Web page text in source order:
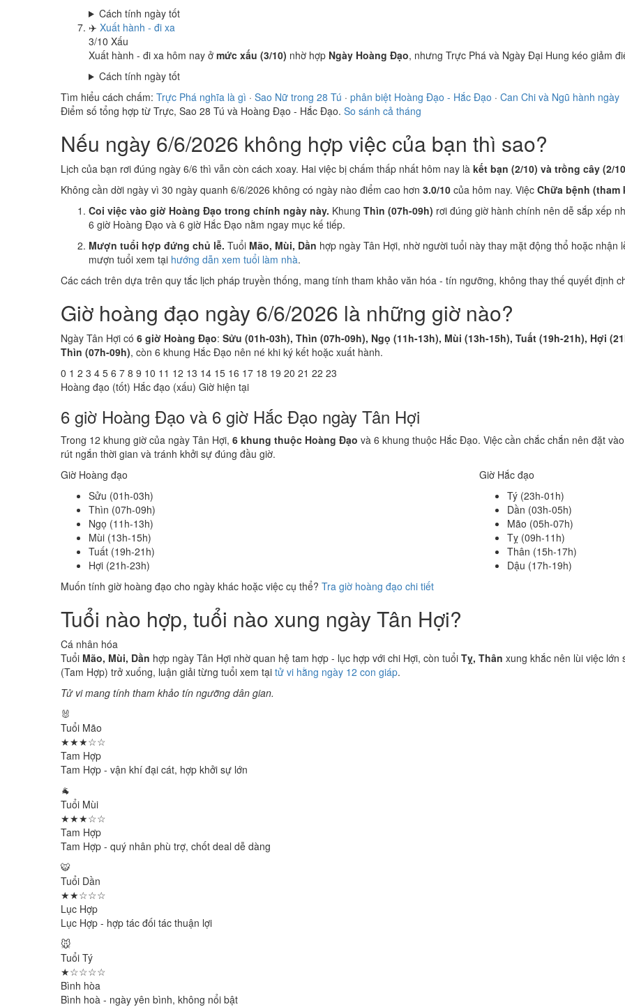
Cách tính ngày tốt
✈️ Xuất hành - đi xa
3/10 Xấu
Xuất hành - đi xa hôm nay ở mức xấu (3/10) nhờ hợp Ngày Hoàng Đạo, nhưng Trực Phá và Ngày Đại Hung kéo giảm
Cách tính ngày tốt
Tìm hiểu cách chấm: Trực Phá nghĩa là gì · Sao Nữ trong 28 Tú · phân biệt Hoàng Đạo - Hắc Đạo · Can Chi và Ngũ hành ngày
Điểm số tổng hợp từ Trực, Sao 28 Tú và Hoàng Đạo - Hắc Đạo. So sánh cả tháng
Nếu ngày 6/6/2026 không hợp việc của bạn thì sao?
Lịch của bạn rơi đúng ngày 6/6 thì vẫn còn cách xoay. Hai việc bị chấm thấp nhất hôm nay là kết bạn (2/10) và trồng cây (2/
Không cần dời ngày vì 30 ngày quanh 6/6/2026 không có ngày nào điểm cao hơn 3.0/10 của hôm nay. Việc Chữa bệnh (tham
Coi việc vào giờ Hoàng Đạo trong chính ngày này. Khung Thìn (07h-09h) rơi đúng giờ hành chính nên dễ sắp xếp
6 giờ Hoàng Đạo và 6 giờ Hắc Đạo nằm ngay mục kế tiếp.
Mượn tuổi hợp đứng chủ lễ. Tuổi Mão, Mùi, Dần hợp ngày Tân Hợi, nhờ người tuổi này thay mặt động thổ hoặc
mượn tuổi xem tại hướng dẫn xem tuổi làm nhà.
Các cách trên dựa trên quy tắc lịch pháp truyền thống, mang tính tham khảo văn hóa - tín ngưỡng, không thay thế quyết định
Giờ hoàng đạo ngày 6/6/2026 là những giờ nào?
Ngày Tân Hợi có 6 giờ Hoàng Đạo: Sửu (01h-03h), Thìn (07h-09h), Ngọ (11h-13h), Mùi (13h-15h), Tuất (19h-21h), Hợi
Thìn (07h-09h), còn 6 khung Hắc Đạo nên né khi ký kết hoặc xuất hành.
0 1 2 3 4 5 6 7 8 9 10 11 12 13 14 15 16 17 18 19 20 21 22 23
Hoàng đạo (tốt) Hắc đạo (xấu) Giờ hiện tại
6 giờ Hoàng Đạo và 6 giờ Hắc Đạo ngày Tân Hợi
Trong 12 khung giờ của ngày Tân Hợi, 6 khung thuộc Hoàng Đạo và 6 khung thuộc Hắc Đạo. Việc cần chắc chắn nên đặt
rút ngắn thời gian và tránh khởi sự đúng đầu giờ.
Giờ Hoàng đạo
Sửu (01h-03h)
Thìn (07h-09h)
Ngọ (11h-13h)
Mùi (13h-15h)
Tuất (19h-21h)
Hợi (21h-23h)
Giờ Hắc đạo
Tý (23h-01h)
Dần (03h-05h)
Mão (05h-07h)
Tỵ (09h-11h)
Thân (15h-17h)
Dậu (17h-19h)
Muốn tính giờ hoàng đạo cho ngày khác hoặc việc cụ thể? Tra giờ hoàng đạo chi tiết
Tuổi nào hợp, tuổi nào xung ngày Tân Hợi?
Cá nhân hóa
Tuổi Mão, Mùi, Dần hợp ngày Tân Hợi nhờ quan hệ tam hợp - lục hợp với chi Hợi, còn tuổi Tỵ, Thân xung khắc nên lùi việc
(Tam Hợp) trở xuống, luận giải từng tuổi xem tại tử vi hằng ngày 12 con giáp.
Tử vi mang tính tham khảo tín ngưỡng dân gian.
🐰
Tuổi Mão
★★★☆☆
Tam Hợp
Tam Hợp - vận khí đại cát, hợp khởi sự lớn
🐐
Tuổi Mùi
★★★☆☆
Tam Hợp
Tam Hợp - quý nhân phù trợ, chốt deal dễ dàng
🐯
Tuổi Dần
★★☆☆☆
Lục Hợp
Lục Hợp - hợp tác đối tác thuận lợi
🐭
Tuổi Tý
★☆☆☆☆
Bình hòa
Bình hoà - ngày yên bình, không nổi bật